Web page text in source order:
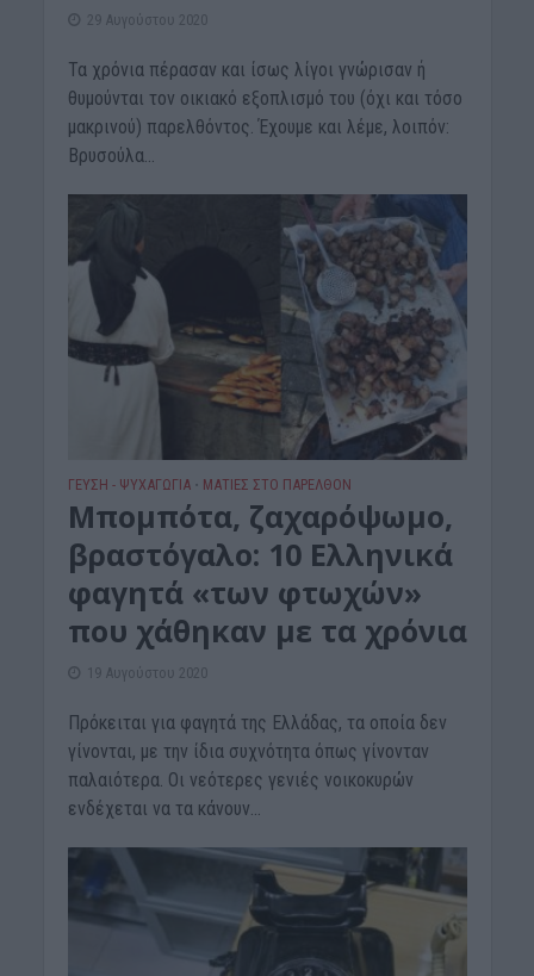
29 Αυγούστου 2020
Τα χρόνια πέρασαν και ίσως λίγοι γνώρισαν ή
θυμούνται τον οικιακό εξοπλισμό του (όχι και τόσο
μακρινού) παρελθόντος. Έχουμε και λέμε, λοιπόν:
Βρυσούλα...
ΓΕΎΣΗ - ΨΥΧΑΓΩΓΊΑ • ΜΑΤΙΕΣ ΣΤΟ ΠΑΡΕΛΘΟΝ
Μπομπότα, ζαχαρόψωμο,
βραστόγαλο: 10 Ελληνικά
φαγητά «των φτωχών»
που χάθηκαν με τα χρόνια
19 Αυγούστου 2020
Πρόκειται για φαγητά της Ελλάδας, τα οποία δεν
γίνονται, με την ίδια συχνότητα όπως γίνονταν
παλαιότερα. Οι νεότερες γενιές νοικοκυρών
ενδέχεται να τα κάνουν...